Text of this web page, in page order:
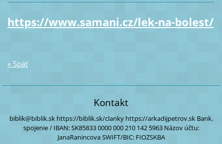
https://www.samani.cz/lek-na-bolest/
« Späť
Kontakt
biblik@biblik.skhttps://biblik.sk/clankyhttps://arkadijpetrov.skBank.
spojenie / IBAN:SK85833 0000000 210 142 5963Názov účtu:
JanaRanincovaSWIFT/BIC: FIOZSKBA